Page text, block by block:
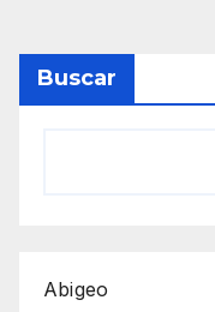
Buscar
Abigeo